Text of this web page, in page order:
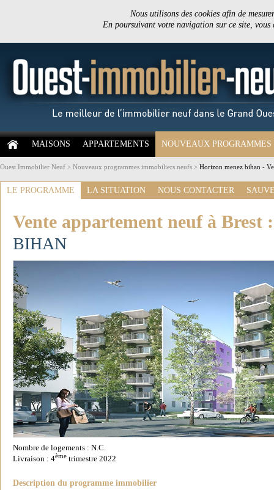
Nous utilisons des cookies afin de
En poursuivant votre navigation sur ce site,
MAISONS APPARTEMENTS NOUVEAUX PROGRAMMES
Ouest Immobilier Neuf > Nouveaux programmes immobiliers neufs > Horizon menez bihan -
LE PROGRAMME LA SITUATION NOUS CONTACTER
Vente appartement neuf à Brest
BIHAN
Nombre de logements : N.C.
Livraison : 4ème trimestre 2022
Description du programme immobilier